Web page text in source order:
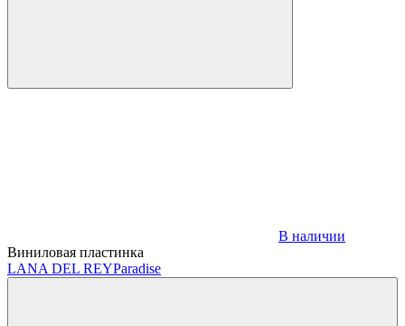
В наличии
Виниловая пластинка
LANA DEL REYParadise